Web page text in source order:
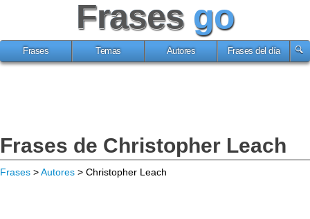
Frases go
Frases Temas Autores Frases del día
Frases de Christopher Leach
Frases >Autores > Christopher Leach